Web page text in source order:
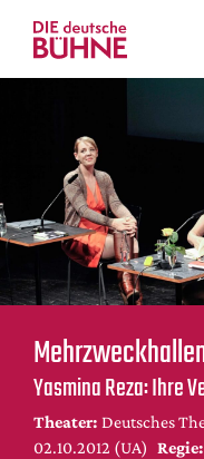
Schauspiel
Musiktheater
Tanz
Crossover
Bühnenwelt
Festivals &
Menschen &
Themen
Internationales
Nachrufe
Yasmina Reza: Ihre
Theater: Deutsches
02.10.2012 (UA) Regie: